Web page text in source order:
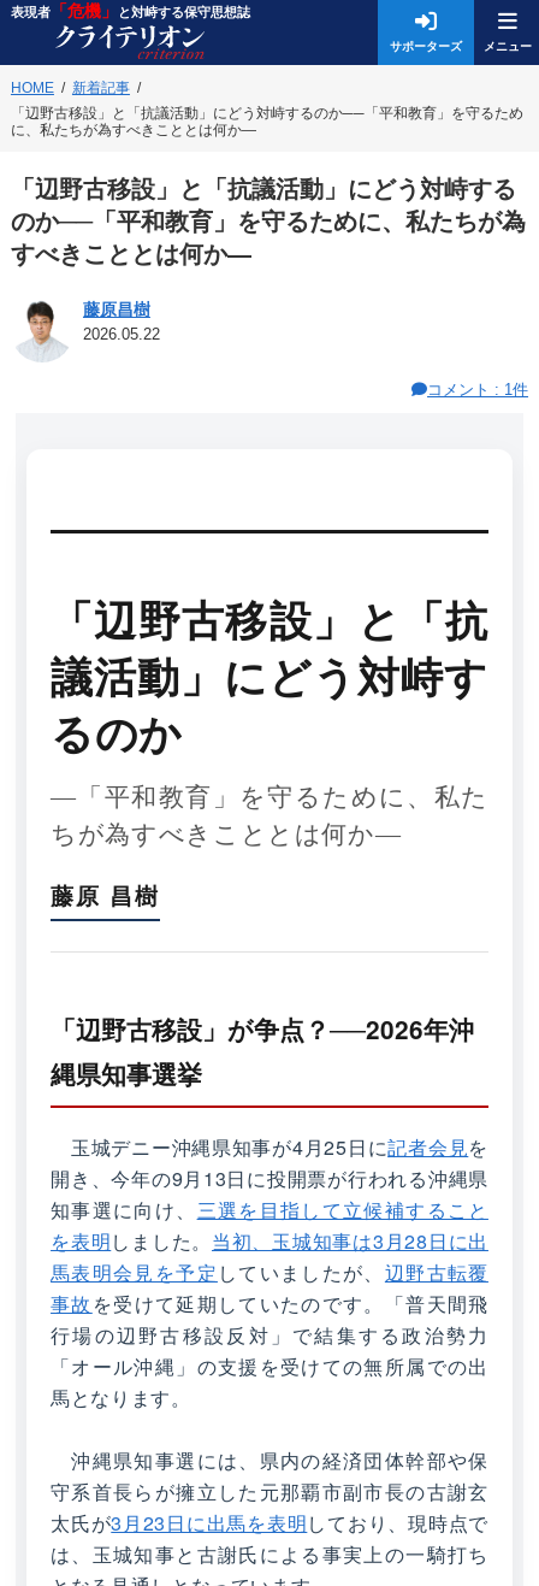
表現者「危機」 と対峙する保守思想誌
サポーターズ
HOME
新着記事
「辺野古移設」と「抗議活動」にどう対峙するのか──「平和教育」を守るため
に、私たちが為すべきこととは何か―
「辺野古移設」と「抗議活動」にどう対峙する
のか──「平和教育」を守るために、私たちが為
すべきこととは何か―
藤原昌樹
2026.05.22
コメント : 1件
「辺野古移設」と「抗
議活動」にどう対峙す
るのか
―「平和教育」を守るために、私た
ちが為すべきこととは何か―
藤原 昌樹
「辺野古移設」が争点？──2026年沖
縄県知事選挙
玉城デニー沖縄県知事が4月25日に記者会見を
開き、今年の9月13日に投開票が行われる沖縄県
知事選に向け、 三選を目指して立候補すること
を表明しました。 当初、玉城知事は3月28日に出
馬表明会見を予定 していましたが、 辺野古転覆
事故 を受けて延期していたのです。「普天間飛
行場の辺野古移設反対」で結集する政治勢力
「オール沖縄」の支援を受けての無所属での出
馬となります。
沖縄県知事選には、県内の経済団体幹部や保
守系首長らが擁立した元那覇市副市長の古謝玄
太氏が3月23日に出馬を表明しており、現時点で
は、玉城知事と古謝氏による事実上の一騎打ち